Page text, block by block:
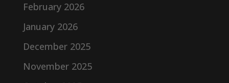
February 2026
January 2026
December 2025
November 2025